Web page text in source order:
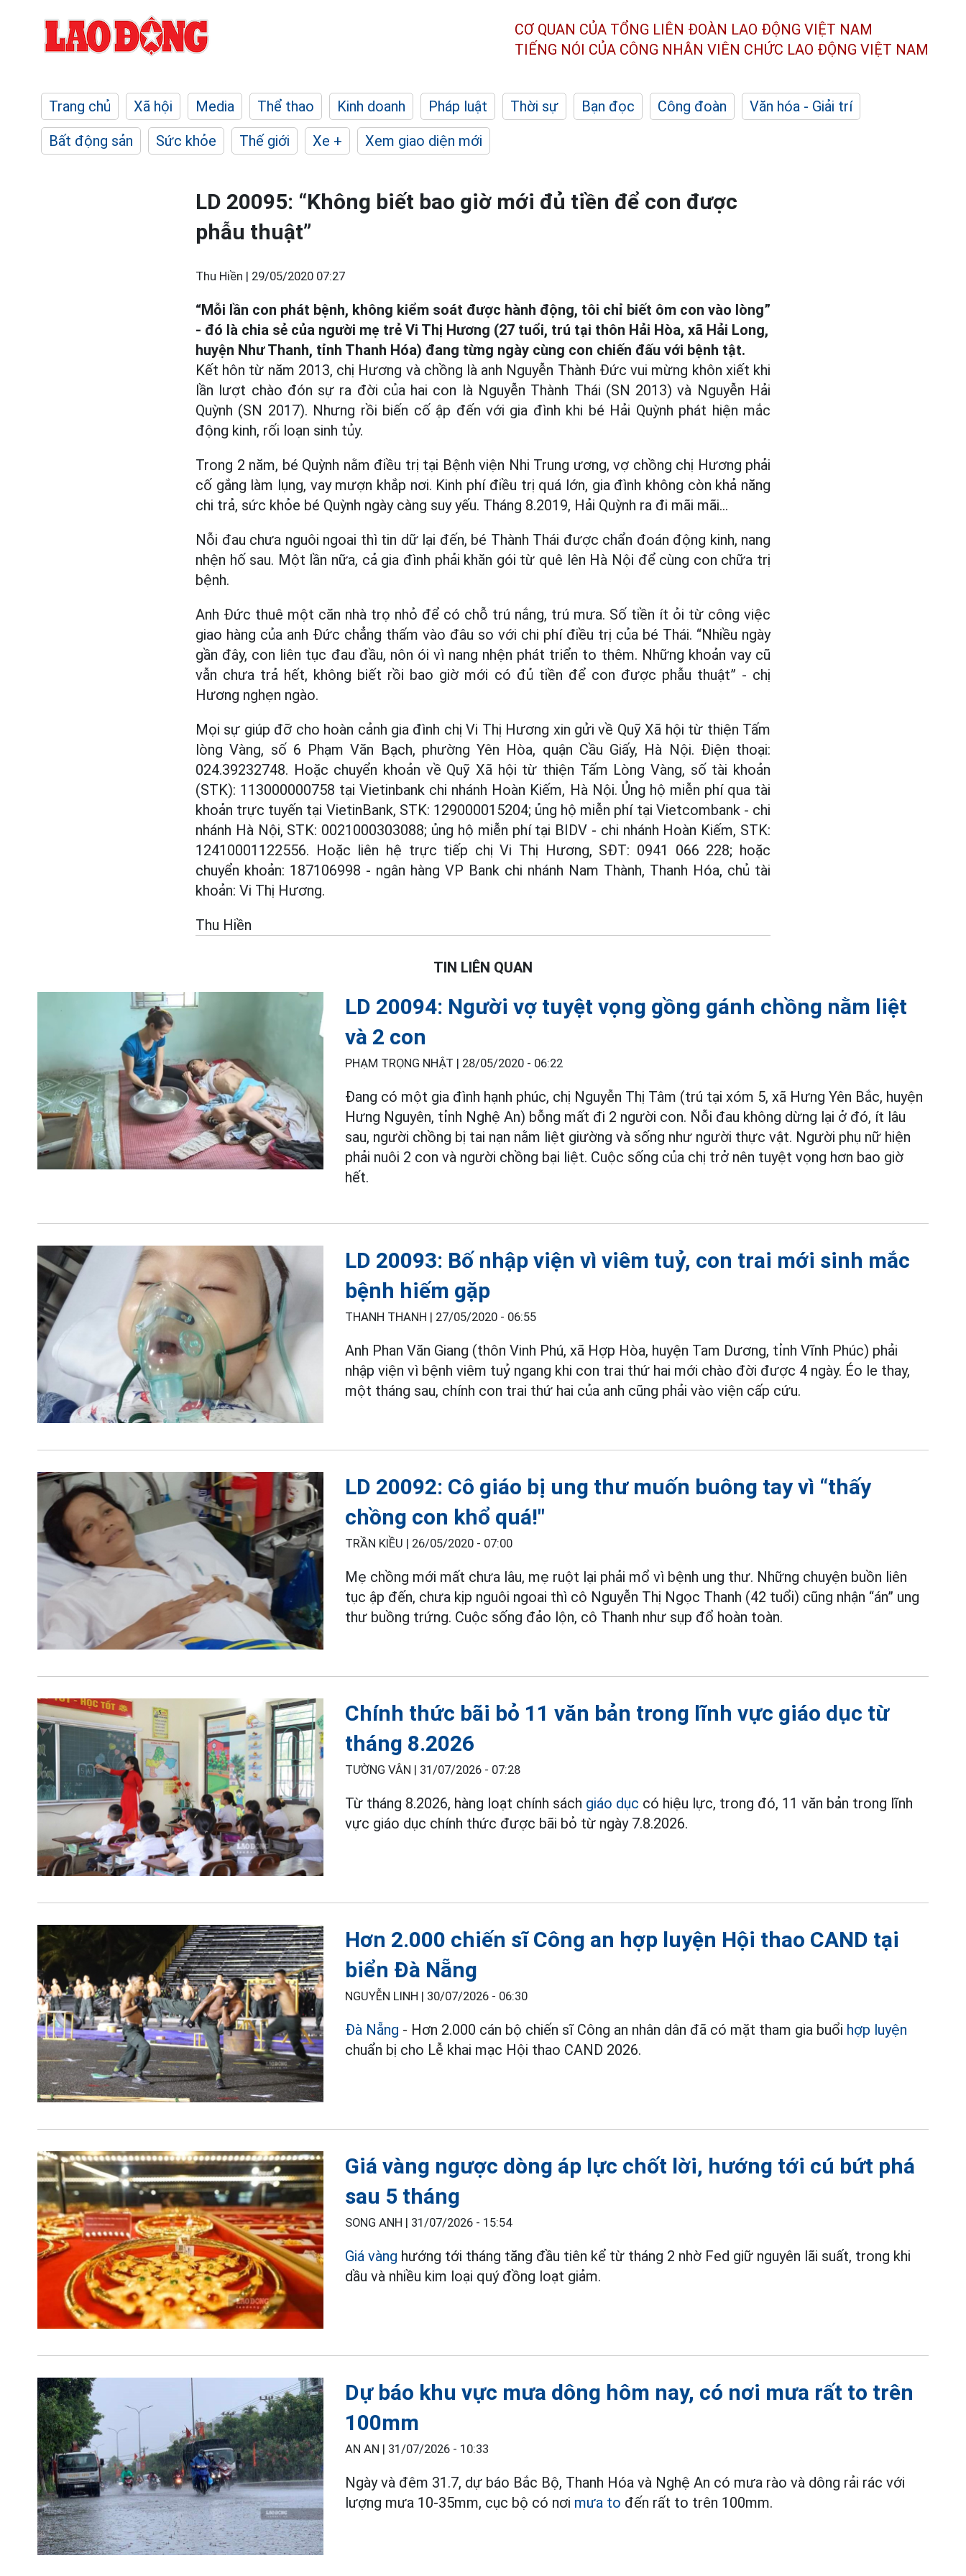
CƠ QUAN CỦA TỔNG LIÊN ĐOÀN LAO ĐỘNG VIỆT NAM
TIẾNG NÓI CỦA CÔNG NHÂN VIÊN CHỨC LAO ĐỘNG VIỆT NAM
Trang chủ Xã hội Media Thể thao Kinh doanh Pháp luật Thời sự Bạn đọc Công đoàn
Văn hóa - Giải trí
Bất động sản
Sức khỏe Thế giới Xe + Xem giao diện mới
LD 20095: “Không biết bao giờ mới đủ tiền để con được
phẫu thuật”
Thu Hiền | 29/05/2020 07:27
“Mỗi lần con phát bệnh, không kiểm soát được hành động, tôi chỉ biết ôm con vào lòng”
- đó là chia sẻ của người mẹ trẻ Vi Thị Hương (27 tuổi, trú tại thôn Hải Hòa, xã Hải Long,
huyện Như Thanh, tỉnh Thanh Hóa) đang từng ngày cùng con chiến đấu với bệnh tật.
Kết hôn từ năm 2013, chị Hương và chồng là anh Nguyễn Thành Đức vui mừng khôn xiết khi
lần lượt chào đón sự ra đời của hai con là Nguyễn Thành Thái (SN 2013) và Nguyễn Hải
Quỳnh (SN 2017). Nhưng rồi biến cố ập đến với gia đình khi bé Hải Quỳnh phát hiện mắc
động kinh, rối loạn sinh tủy.
Trong 2 năm, bé Quỳnh nằm điều trị tại Bệnh viện Nhi Trung ương, vợ chồng chị Hương phải
cố gắng làm lụng, vay mượn khắp nơi. Kinh phí điều trị quá lớn, gia đình không còn khả năng
chi trả, sức khỏe bé Quỳnh ngày càng suy yếu. Tháng 8.2019, Hải Quỳnh ra đi mãi mãi...
Nỗi đau chưa nguôi ngoai thì tin dữ lại đến, bé Thành Thái được chẩn đoán động kinh, nang
nhện hố sau. Một lần nữa, cả gia đình phải khăn gói từ quê lên Hà Nội để cùng con chữa trị
bệnh.
Anh Đức thuê một căn nhà trọ nhỏ để có chỗ trú nắng, trú mưa. Số tiền ít ỏi từ công việc
giao hàng của anh Đức chẳng thấm vào đâu so với chi phí điều trị của bé Thái. “Nhiều ngày
gần đây, con liên tục đau đầu, nôn ói vì nang nhện phát triển to thêm. Những khoản vay cũ
vẫn chưa trả hết, không biết rồi bao giờ mới có đủ tiền để con được phẫu thuật” - chị
Hương nghẹn ngào.
Mọi sự giúp đỡ cho hoàn cảnh gia đình chị Vi Thị Hương xin gửi về Quỹ Xã hội từ thiện Tấm
lòng Vàng, số 6 Phạm Văn Bạch, phường Yên Hòa, quận Cầu Giấy, Hà Nội. Điện thoại:
024.39232748. Hoặc chuyển khoản về Quỹ Xã hội từ thiện Tấm Lòng Vàng, số tài khoản
(STK): 113000000758 tại Vietinbank chi nhánh Hoàn Kiếm, Hà Nội. Ủng hộ miễn phí qua tài
khoản trực tuyến tại VietinBank, STK: 129000015204; ủng hộ miễn phí tại Vietcombank - chi
nhánh Hà Nội, STK: 0021000303088; ủng hộ miễn phí tại BIDV - chi nhánh Hoàn Kiếm, STK:
12410001122556. Hoặc liên hệ trực tiếp chị Vi Thị Hương, SĐT: 0941 066 228; hoặc
chuyển khoản: 187106998 - ngân hàng VP Bank chi nhánh Nam Thành, Thanh Hóa, chủ tài
khoản: Vi Thị Hương.
Thu Hiền
TIN LIÊN QUAN
LD 20094: Người vợ tuyệt vọng gồng gánh chồng nằm liệt
và 2 con
PHẠM TRỌNG NHẬT | 28/05/2020 - 06:22
Đang có một gia đình hạnh phúc, chị Nguyễn Thị Tâm (trú tại xóm 5, xã Hưng Yên Bắc, huyện
Hưng Nguyên, tỉnh Nghệ An) bỗng mất đi 2 người con. Nỗi đau không dừng lại ở đó, ít lâu
sau, người chồng bị tai nạn nằm liệt giường và sống như người thực vật. Người phụ nữ hiện
phải nuôi 2 con và người chồng bại liệt. Cuộc sống của chị trở nên tuyệt vọng hơn bao giờ
hết.
LD 20093: Bố nhập viện vì viêm tuỷ, con trai mới sinh mắc
bệnh hiếm gặp
THANH THANH | 27/05/2020 - 06:55
Anh Phan Văn Giang (thôn Vinh Phú, xã Hợp Hòa, huyện Tam Dương, tỉnh Vĩnh Phúc) phải
nhập viện vì bệnh viêm tuỷ ngang khi con trai thứ hai mới chào đời được 4 ngày. Éo le thay,
một tháng sau, chính con trai thứ hai của anh cũng phải vào viện cấp cứu.
LD 20092: Cô giáo bị ung thư muốn buông tay vì “thấy
chồng con khổ quá!"
TRẦN KIỀU | 26/05/2020 - 07:00
Mẹ chồng mới mất chưa lâu, mẹ ruột lại phải mổ vì bệnh ung thư. Những chuyện buồn liên
tục ập đến, chưa kịp nguôi ngoai thì cô Nguyễn Thị Ngọc Thanh (42 tuổi) cũng nhận “án” ung
thư buồng trứng. Cuộc sống đảo lộn, cô Thanh như sụp đổ hoàn toàn.
Chính thức bãi bỏ 11 văn bản trong lĩnh vực giáo dục từ
tháng 8.2026
TƯỜNG VÂN | 31/07/2026 - 07:28
Từ tháng 8.2026, hàng loạt chính sách giáo dục có hiệu lực, trong đó, 11 văn bản trong lĩnh
vực giáo dục chính thức được bãi bỏ từ ngày 7.8.2026.
Hơn 2.000 chiến sĩ Công an hợp luyện Hội thao CAND tại
biển Đà Nẵng
NGUYỄN LINH | 30/07/2026 - 06:30
Đà Nẵng - Hơn 2.000 cán bộ chiến sĩ Công an nhân dân đã có mặt tham gia buổi hợp luyện
chuẩn bị cho Lễ khai mạc Hội thao CAND 2026.
Giá vàng ngược dòng áp lực chốt lời, hướng tới cú bứt phá
sau 5 tháng
SONG ANH | 31/07/2026 - 15:54
Giá vàng hướng tới tháng tăng đầu tiên kể từ tháng 2 nhờ Fed giữ nguyên lãi suất, trong khi
dầu và nhiều kim loại quý đồng loạt giảm.
Dự báo khu vực mưa dông hôm nay, có nơi mưa rất to trên
100mm
AN AN | 31/07/2026 - 10:33
Ngày và đêm 31.7, dự báo Bắc Bộ, Thanh Hóa và Nghệ An có mưa rào và dông rải rác với
lượng mưa 10-35mm, cục bộ có nơi mưa to đến rất to trên 100mm.